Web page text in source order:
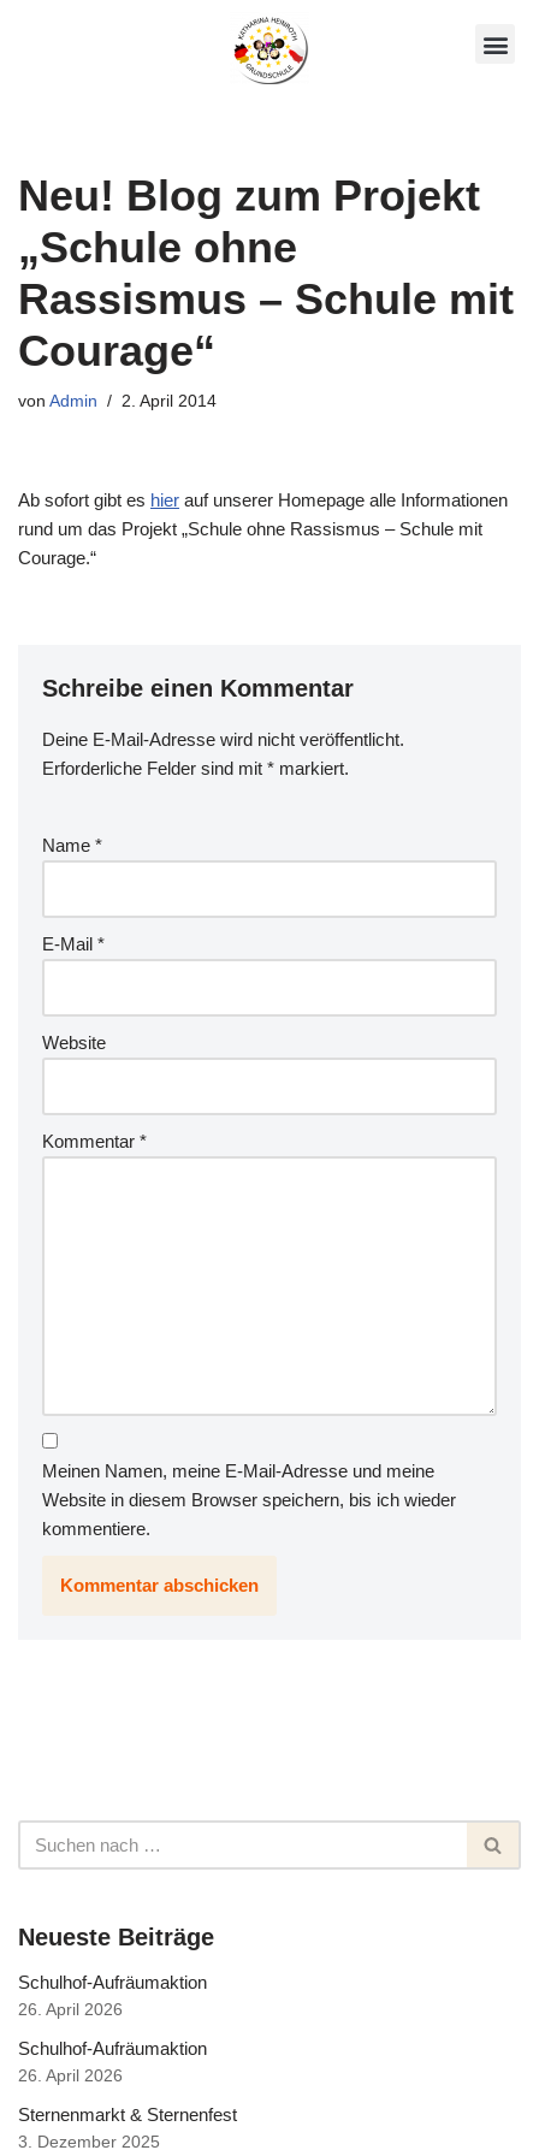
Neu! Blog zum Projekt
„Schule ohne
Rassismus – Schule mit
Courage“
von Admin 2. April 2014
Ab sofort gibt es hier auf unserer Homepage alle Informationen
rund um das Projekt „Schule ohne Rassismus – Schule mit
Courage.“
Schreibe einen Kommentar
Deine E-Mail-Adresse wird nicht veröffentlicht.
Erforderliche Felder sind mit * markiert.
Name *
E-Mail *
Website
Kommentar *
Meinen Namen, meine E-Mail-Adresse und meine
Website in diesem Browser speichern, bis ich wieder
kommentiere.
Neueste Beiträge
Schulhof-Aufräumaktion
26. April 2026
Schulhof-Aufräumaktion
26. April 2026
Sternenmarkt & Sternenfest
3. Dezember 2025